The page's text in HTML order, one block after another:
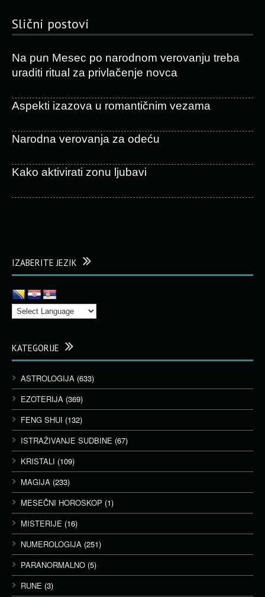
Slični postovi
Na pun Mesec po narodnom verovanju treba
uraditi ritual za privlačenje novca
Aspekti izazova u romantičnim vezama
Narodna verovanja za odeću
Kako aktivirati zonu ljubavi
IZABERITE JEZIK
KATEGORIJE
ASTROLOGIJA (633)
EZOTERIJA (369)
FENG SHUI (132)
ISTRAŽIVANJE SUDBINE (67)
KRISTALI (109)
MAGIJA (233)
MESEČNI HOROSKOP (1)
MISTERIJE (16)
NUMEROLOGIJA (251)
PARANORMALNO (5)
RUNE (3)